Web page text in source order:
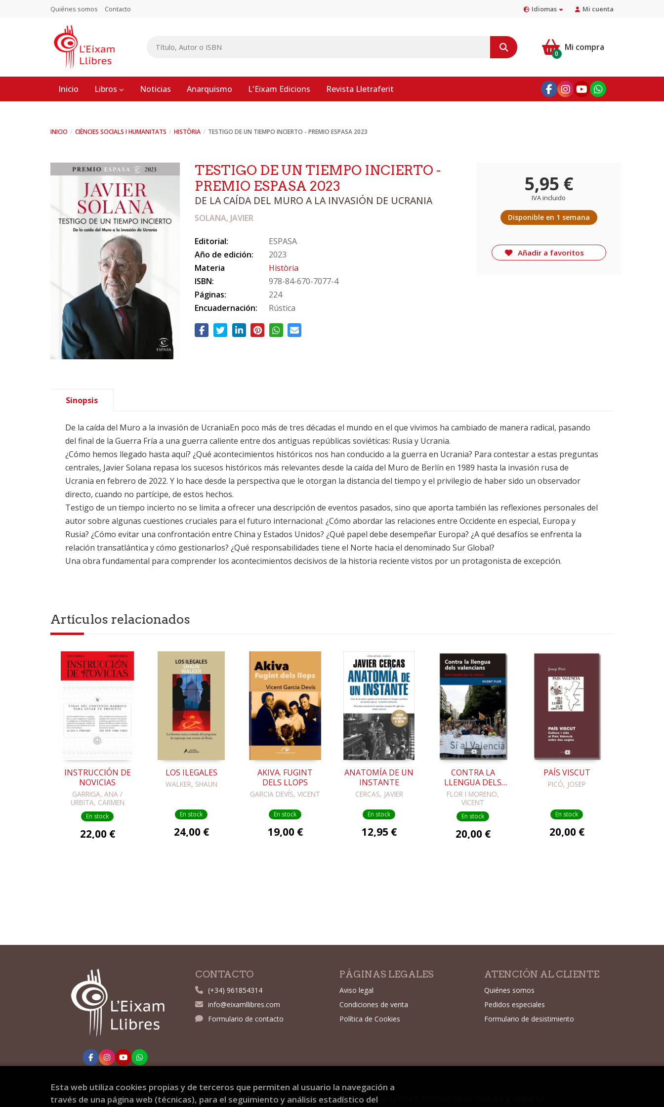
Quiénes somos Contacto Idiomas Mi cuenta
Mi compra
0
Inicio Libros Noticias Anarquismo L'Eixam Edicions Revista Lletraferit
INICIO CIÈNCIES SOCIALS I HUMANITATS HISTÒRIA TESTIGO DE UN TIEMPO INCIERTO - PREMIO ESPASA 2023
TESTIGO DE UN TIEMPO INCIERTO -
PREMIO ESPASA 2023
DE LA CAÍDA DEL MURO A LA INVASIÓN DE UCRANIA
SOLANA, JAVIER
Editorial:
ESPASA
Año de edición:
2023
Materia
Història
ISBN:
978-84-670-7077-4
Páginas:
224
Encuadernación:
Rústica
5,95 €
IVA incluido
Disponible en 1 semana
Añadir a favoritos
Sinopsis
De la caída del Muro a la invasión de UcraniaEn poco más de tres décadas el mundo en el que vivimos ha cambiado de manera radical, pasando
del final de la Guerra Fría a una guerra caliente entre dos antiguas repúblicas soviéticas: Rusia y Ucrania.
¿Cómo hemos llegado hasta aquí? ¿Qué acontecimientos históricos nos han conducido a la guerra en Ucrania? Para contestar a estas preguntas
centrales, Javier Solana repasa los sucesos históricos más relevantes desde la caída del Muro de Berlín en 1989 hasta la invasión rusa de
Ucrania en febrero de 2022. Y lo hace desde la perspectiva que le otorgan la distancia del tiempo y el privilegio de haber sido un observador
directo, cuando no partícipe, de estos hechos.
Testigo de un tiempo incierto no se limita a ofrecer una descripción de eventos pasados, sino que aporta también las reflexiones personales del
autor sobre algunas cuestiones cruciales para el futuro internacional: ¿Cómo abordar las relaciones entre Occidente en especial, Europa y
Rusia? ¿Cómo evitar una confrontación entre China y Estados Unidos? ¿Qué papel debe desempeñar Europa? ¿A qué desafíos se enfrenta la
relación transatlántica y cómo gestionarlos? ¿Qué responsabilidades tiene el Norte hacia el denominado Sur Global?
Una obra fundamental para comprender los acontecimientos decisivos de la historia reciente vistos por un protagonista de excepción.
Artículos relacionados
INSTRUCCIÓN DE
NOVICIAS
GARRIGA, ANA /
URBITA, CARMEN
En stock
22,00 €
LOS ILEGALES
WALKER, SHAUN
En stock
24,00 €
AKIVA. FUGINT
DELS LLOPS
GARCIA DEVÍS, VICENT
En stock
19,00 €
ANATOMÍA DE UN
INSTANTE
CERCAS, JAVIER
En stock
12,95 €
CONTRA LA
LLENGUA DELS
VALENCIANS
FLOR I MORENO,
VICENT
En stock
20,00 €
PAÍS VISCUT
PICÓ, JOSEP
En stock
20,00 €
CONTACTO
(+34) 961854314
info@eixamllibres.com
Formulario de contacto
PÁGINAS LEGALES
Aviso legal
Condiciones de venta
Política de Cookies
ATENCIÓN AL CLIENTE
Quiénes somos
Pedidos especiales
Formulario de desistimiento
Proyecto financiado por la Dirección General del Libro y Fomento de la Lectura, Ministerio de Cultura y Deporte.
Esta web utiliza cookies propias y de terceros que permiten al usuario la navegación a
través de una página web (técnicas), para el seguimiento y análisis estadístico del